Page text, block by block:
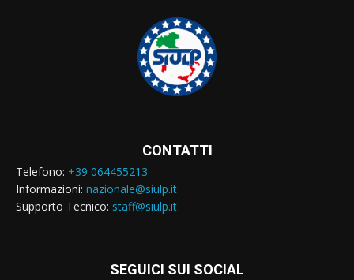
CONTATTI
Telefono: +39 064455213
Informazioni: nazionale@siulp.it
Supporto Tecnico: staff@siulp.it
SEGUICI SUI SOCIAL